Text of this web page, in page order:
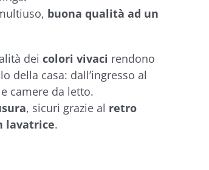
buona qualità ad un
dei colori vivaci rendono
della casa: dall’ingresso al
camere da letto.
, sicuri grazie al retro
lavatrice.